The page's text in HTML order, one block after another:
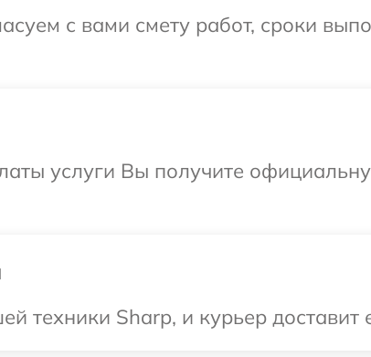
с вами смету работ, сроки
услуги Вы получите
техники Sharp, и курьер доставит